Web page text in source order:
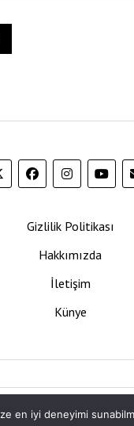
Gizlilik Politikası
Hakkımızda
İletişim
Künye
en iyi deneyimi